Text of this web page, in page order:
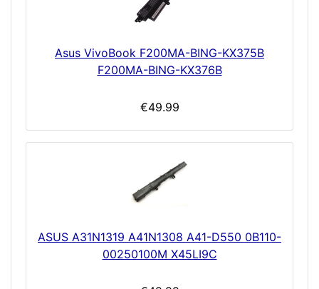
Asus VivoBook F200MA-BING-KX375B
F200MA-BING-KX376B
€49.99
ASUS A31N1319 A41N1308 A41-D550 0B110-
00250100M X45LI9C